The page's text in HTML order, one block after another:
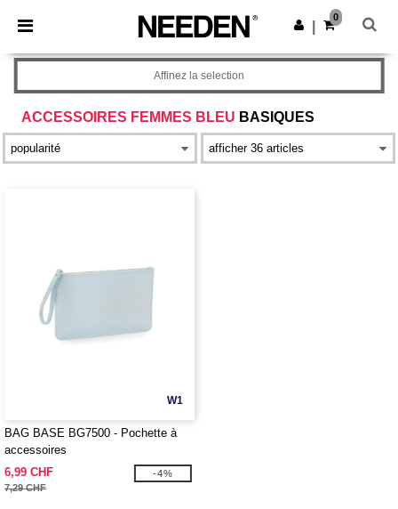
× Appli Needen
Meilleurs prix sur l’app !
Obtenir l'appli
0
ACCESSOIRES FEMMES BLEU BASIQUES
Affinez la selection
W1
BAG BASE BG7500 - Pochette à
accessoires
6,99 CHF
7,29 CHF
-4%